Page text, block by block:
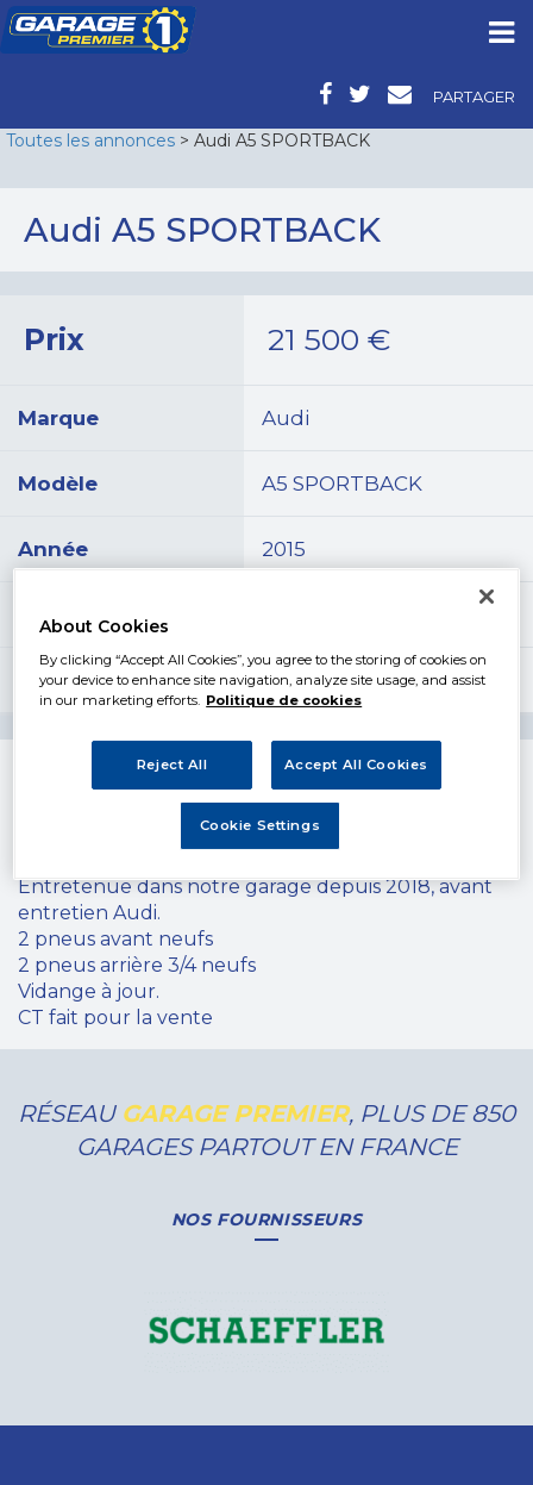
PARTAGER
Toutes les annonces > Audi A5 SPORTBACK
Audi A5 SPORTBACK
Prix 21 500 €
Marque Audi
Modèle A5 SPORTBACK
Année 2015
Kilométrage
Énergie Diesel
Description
A Vendre AUDI A5 de 2015, boîte automatique,
Entretenue dans notre garage depuis 2018, avant
entretien Audi.
2 pneus avant neufs
2 pneus arrière 3/4 neufs
Vidange à jour.
CT fait pour la vente
RÉSEAU GARAGE PREMIER, PLUS DE 850
GARAGES PARTOUT EN FRANCE
NOS FOURNISSEURS
About Cookies
By clicking “Accept All Cookies”, you agree to the storing of cookies on
your device to enhance site navigation, analyze site usage, and assist
in our marketing efforts. Politique de cookies
Reject All Accept All Cookies
Cookie Settings